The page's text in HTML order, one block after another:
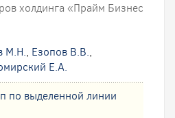
холдинга «Прайм Бизнес
М.Н., Езопов В.В.,
Е.А.
по выделенной линии